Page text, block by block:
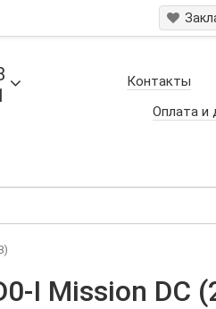
Контакты
Оплата и
I Mission DC